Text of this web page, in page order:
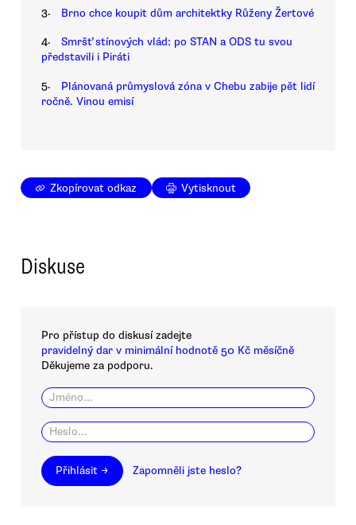
3. Brno chce koupit dům architektky Růženy Žertové
4.
Smršť stínových vlád: po STAN a ODS tu svou
představili i Piráti
5.
Plánovaná průmyslová zóna v Chebu zabije pět lidí
ročně. Vinou emisí
Zkopírovat odkaz Vytisknout
Diskuse
Pro přístup do diskusí zadejte
pravidelný dar v minimální hodnotě 50 Kč měsíčně
Děkujeme za podporu.
Přihlásit → Zapomněli jste heslo?